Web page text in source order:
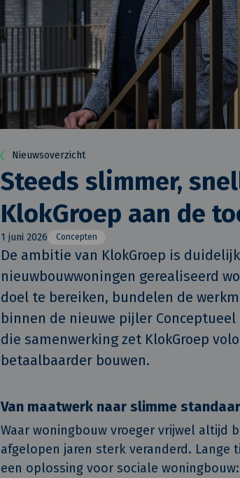
Nieuwsoverzicht
Steeds slimmer,
KlokGroep aan de
1 juni 2026 Concepten
De ambitie van KlokGroep is
nieuwbouwwoningen gerealiseerd
doel te bereiken, bundelen de
binnen de nieuwe pijler
die samenwerking zet KlokGroep
betaalbaarder bouwen.
Van maatwerk naar slimme
Waar woningbouw vroeger vrijwel altijd
afgelopen jaren sterk veranderd.
een oplossing voor sociale